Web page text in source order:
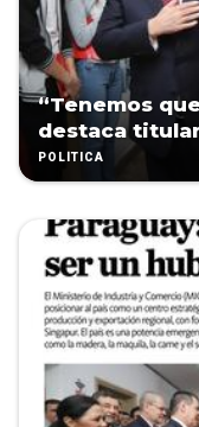
“Tenemos
destaca titular
POLÍTICA